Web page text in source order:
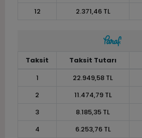
12
2.371,46 TL
Taksit Taksit Tutarı
1
22.949,58 TL
2
11.474,79 TL
3
8.185,35 TL
4
6.253,76 TL